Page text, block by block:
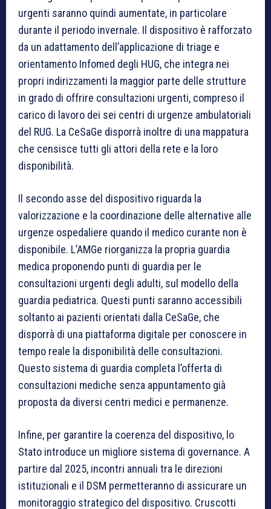
urgenti saranno quindi aumentate, in particolare
durante il periodo invernale. Il dispositivo è rafforzato
da un adattamento dell’applicazione di triage e
orientamento Infomed degli HUG, che integra nei
propri indirizzamenti la maggior parte delle strutture
in grado di offrire consultazioni urgenti, compreso il
carico di lavoro dei sei centri di urgenze ambulatoriali
del RUG. La CeSaGe disporrà inoltre di una mappatura
che censisce tutti gli attori della rete e la loro
disponibilità.
Il secondo asse del dispositivo riguarda la
valorizzazione e la coordinazione delle alternative alle
urgenze ospedaliere quando il medico curante non è
disponibile. L’AMGe riorganizza la propria guardia
medica proponendo punti di guardia per le
consultazioni urgenti degli adulti, sul modello della
guardia pediatrica. Questi punti saranno accessibili
soltanto ai pazienti orientati dalla CeSaGe, che
disporrà di una piattaforma digitale per conoscere in
tempo reale la disponibilità delle consultazioni.
Questo sistema di guardia completa l’offerta di
consultazioni mediche senza appuntamento già
proposta da diversi centri medici e permanenze.
Infine, per garantire la coerenza del dispositivo, lo
Stato introduce un migliore sistema di governance. A
partire dal 2025, incontri annuali tra le direzioni
istituzionali e il DSM permetteranno di assicurare un
monitoraggio strategico del dispositivo. Cruscotti